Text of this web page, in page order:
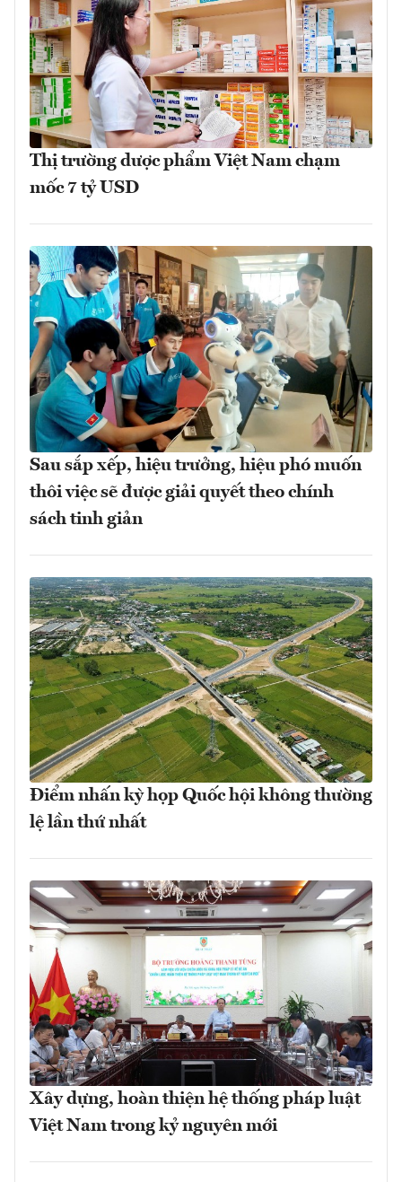
Thị trường dược phẩm Việt Nam chạm
mốc 7 tỷ USD
Sau sắp xếp, hiệu trưởng, hiệu phó muốn
thôi việc sẽ được giải quyết theo chính
sách tinh giản
Điểm nhấn kỳ họp Quốc hội không thường
lệ lần thứ nhất
Xây dựng, hoàn thiện hệ thống pháp luật
Việt Nam trong kỷ nguyên mới